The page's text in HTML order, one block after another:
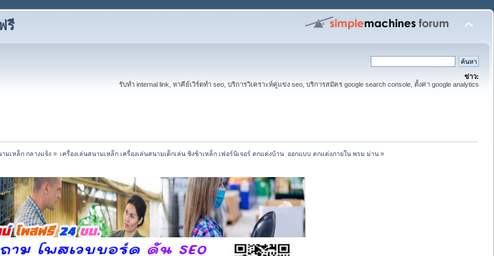
รี
ข่าว:
รับทำ internal link, หาคีย์เวิร์ดทำ seo, บริการวิเคราะห์คู่แข่ง seo, บริการสมัคร google search console, ตั้งค่า google analytics
มเหล็ก กลางแจ้ง» เครื่องเล่นสนามเหล็ก เครื่องเล่นสนามเด็กเล่น ชิงช้าเหล็ก เฟอร์นิเจอร์ ตกแต่งบ้าน  ออกแบบ ตกแต่งภายใน พรม ม่าน»